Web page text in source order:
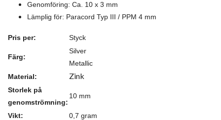
Genomföring: Ca. 10 x 3 mm
Lämplig för: Paracord Typ III / PPM 4 mm
Pris per: Styck
Färg:
Silver
Metallic
Material:
Zink
Storlek på
genomströmning:
10 mm
Vikt: 0,7 gram